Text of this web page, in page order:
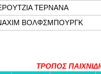
ΤΕΡΝΑΝΑ
ΒΟΛΦΣΜΠΟΥΡΓΚ
ΤΡΟΠΟΣ